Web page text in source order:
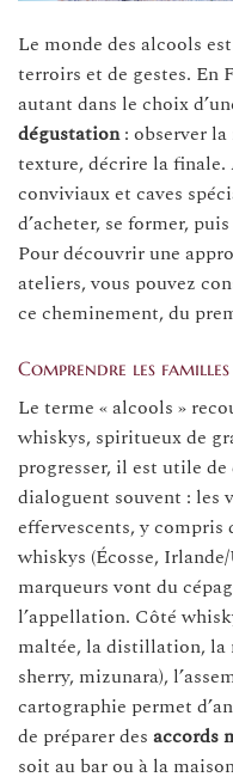
Le monde des alcools
terroirs et de gestes. En
autant dans le choix
dégustation: observer la
texture, décrire la finale.
conviviaux et caves
d’acheter, se former,
Pour découvrir une
ateliers, vous pouvez
ce cheminement, du
Comprendre les
Le terme « alcools »
whiskys, spiritueux de
progresser, il est utile
dialoguent souvent : les
effervescents, y compris
whiskys (Écosse,
marqueurs vont du
l’appellation. Côté
maltée, la distillation, la
sherry, mizunara),
cartographie permet
de préparer des accords
soit au bar ou à la